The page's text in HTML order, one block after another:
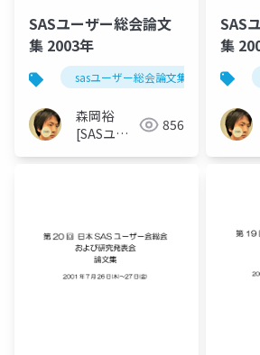
SASユーザー総会論文
集 2003年
sasユーザー総会論文集 2003年
森岡裕
[SASユー
856
SAS
集